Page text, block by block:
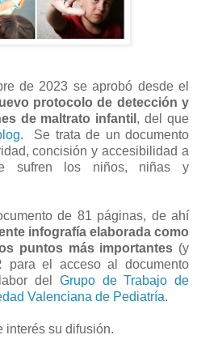
de 2023 se aprobó desde el
protocolo de detección y
de maltrato infantil , del que
. Se trata de un documento
concisión y accesibilidad a
sufren los niños, niñas y
de 81 páginas, de ahí
infografía elaborada como
puntos más importantes (y
para el acceso al documento
del Grupo de Trabajo de
Valenciana de Pediatría.
interés su difusión.